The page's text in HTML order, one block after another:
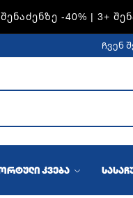
-40% | 3+
ჩვენ
კვება